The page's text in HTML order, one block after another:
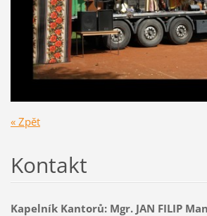
« Zpět
Kontakt
Kapelník Kantorů: Mgr. JAN FILIP